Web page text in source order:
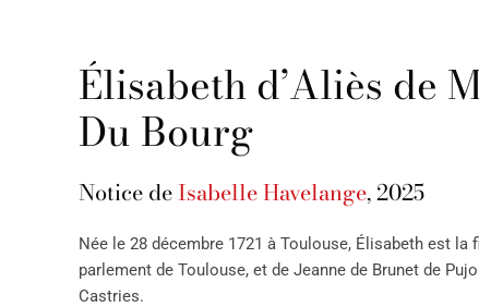
Élisabeth d’Aliès de
Du Bourg
Notice deIsabelle Havelange, 2025
Née le 28 décembre 1721 à Toulouse, Élisabeth est
parlement de Toulouse, et de Jeanne de Brunet de
Castries.